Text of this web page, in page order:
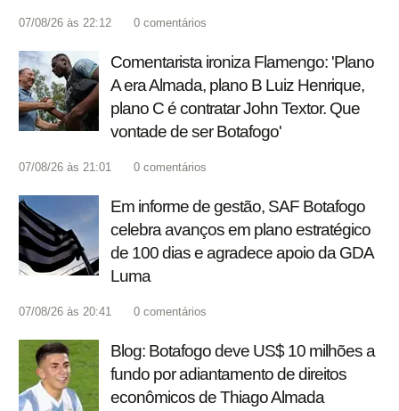
07/08/26 às 22:12 0 comentários
Comentarista ironiza Flamengo: 'Plano
A era Almada, plano B Luiz Henrique,
plano C é contratar John Textor. Que
vontade de ser Botafogo'
07/08/26 às 21:01 0 comentários
Em informe de gestão, SAF Botafogo
celebra avanços em plano estratégico
de 100 dias e agradece apoio da GDA
Luma
07/08/26 às 20:41 0 comentários
Blog: Botafogo deve US$ 10 milhões a
fundo por adiantamento de direitos
econômicos de Thiago Almada